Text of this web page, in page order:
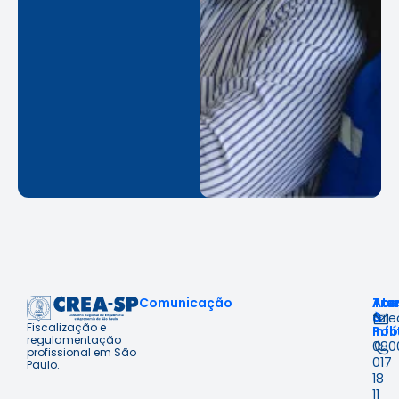
Fiscalização e
regulamentação
profissional em São
Paulo.
Comunicação
à
&
017
18
11